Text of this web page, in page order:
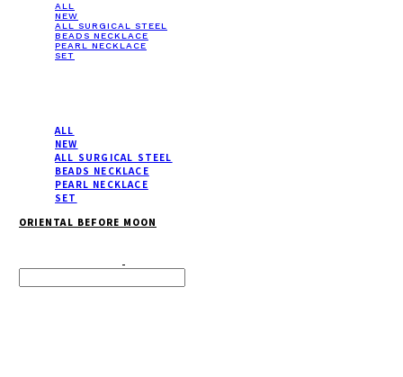
ALL
NEW
ALL SURGICAL STEEL
BEADS NECKLACE
PEARL NECKLACE
SET
ALL
NEW
ALL SURGICAL STEEL
BEADS NECKLACE
PEARL NECKLACE
SET
ORIENTAL BEFORE MOON